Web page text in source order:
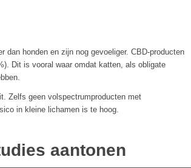
dan honden en zijn nog gevoeliger. CBD-producten
Dit is vooral waar omdat katten, als obligate
Zelfs geen volspectrumproducten met
in kleine lichamen is te hoog.
aantonen